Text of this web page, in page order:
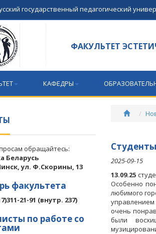
государственный педагогический
ФАКУЛЬТЕТ
КАФЕДРЫ
обращайтесь:
Беларусь
ул. Ф.Скорины, 13
факультета
21-91 (внутр. 237)
по работе со
2025-09-15
13.09.25
Особенно
любимого
очень
были